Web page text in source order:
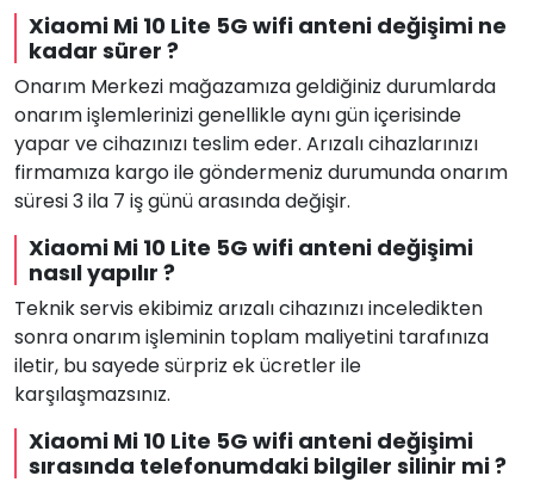
Xiaomi Mi 10 Lite 5G wifi anteni değişimi ne
kadar sürer ?
Onarım Merkezi mağazamıza geldiğiniz durumlarda
onarım işlemlerinizi genellikle aynı gün içerisinde
yapar ve cihazınızı teslim eder. Arızalı cihazlarınızı
firmamıza kargo ile göndermeniz durumunda onarım
süresi 3 ila 7 iş günü arasında değişir.
Xiaomi Mi 10 Lite 5G wifi anteni değişimi
nasıl yapılır ?
Teknik servis ekibimiz arızalı cihazınızı inceledikten
sonra onarım işleminin toplam maliyetini tarafınıza
iletir, bu sayede sürpriz ek ücretler ile
karşılaşmazsınız.
Xiaomi Mi 10 Lite 5G wifi anteni değişimi
sırasında telefonumdaki bilgiler silinir mi ?